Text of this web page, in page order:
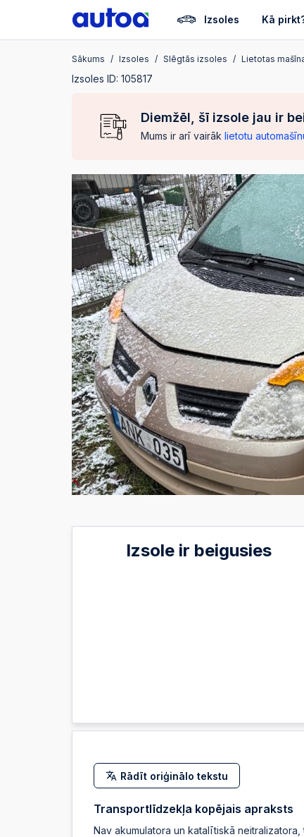
Izsoles Kā
Sākums Izsoles Slēgtās izsoles Lietotas
Izsoles ID: 105817
Diemžēl, šī izsole jau ir
Mums ir arī vairāk lietotu
Izsole ir beigusies
Rādīt oriģinālo tekstu
Transportlīdzekļa kopējais apraksts
Nav akumulatora un katalītiskā neitralizatora,